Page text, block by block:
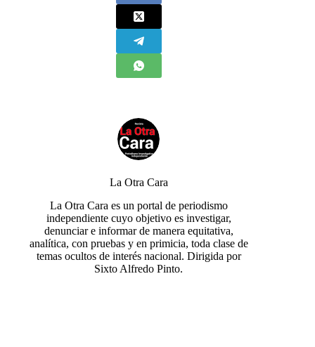
La Otra Cara
La Otra Cara es un portal de periodismo
independiente cuyo objetivo es investigar,
denunciar e informar de manera equitativa,
analítica, con pruebas y en primicia, toda clase de
temas ocultos de interés nacional. Dirigida por
Sixto Alfredo Pinto.